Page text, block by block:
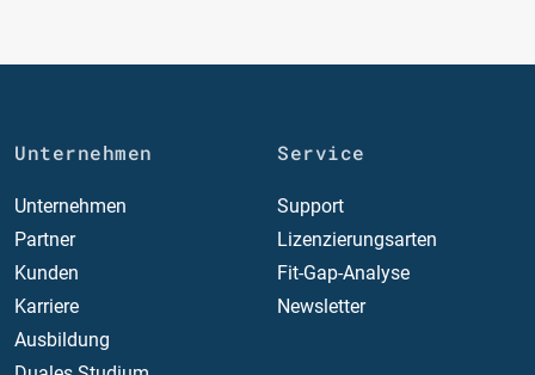
Unternehmen
Unternehmen
Partner
Kunden
Karriere
Ausbildung
Service
Support
Lizenzierungsarten
Fit-Gap-Analyse
Newsletter